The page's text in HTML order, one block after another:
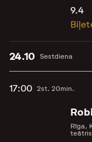
9.4
Sestdiena
24.10
17:00 2st. 20min.
Rīga,